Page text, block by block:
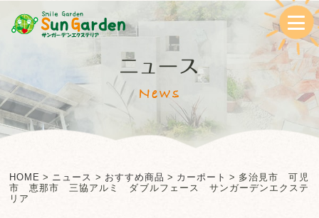
ニュース
News
HOME > ニュース > おすすめ商品 > カーポート > 多治見市 可児
市 恵那市 三協アルミ ダブルフェース サンガーデンエクステ
リア